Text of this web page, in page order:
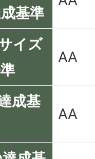
基準
イズ
AA
成基
AA